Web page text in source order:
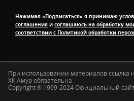
Нажимая «Подписаться» я принимаю
соглашения и соглашаюсь на обработку
соответствии с Политикой обработки
При использовании материалов
ХК Амур обязательна
Copyright ® 1999-2024 Официальный